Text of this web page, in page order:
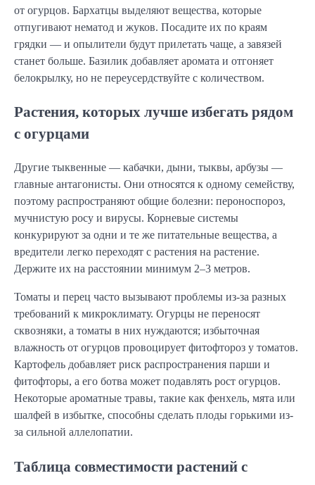
от огурцов. Бархатцы выделяют вещества, которые
отпугивают нематод и жуков. Посадите их по краям
грядки — и опылители будут прилетать чаще, а завязей
станет больше. Базилик добавляет аромата и отгоняет
белокрылку, но не переусердствуйте с количеством.
Растения, которых лучше избегать рядом
с огурцами
Другие тыквенные — кабачки, дыни, тыквы, арбузы —
главные антагонисты. Они относятся к одному семейству,
поэтому распространяют общие болезни: пероноспороз,
мучнистую росу и вирусы. Корневые системы
конкурируют за одни и те же питательные вещества, а
вредители легко переходят с растения на растение.
Держите их на расстоянии минимум 2–3 метров.
Томаты и перец часто вызывают проблемы из-за разных
требований к микроклимату. Огурцы не переносят
сквозняки, а томаты в них нуждаются; избыточная
влажность от огурцов провоцирует фитофтороз у томатов.
Картофель добавляет риск распространения парши и
фитофторы, а его ботва может подавлять рост огурцов.
Некоторые ароматные травы, такие как фенхель, мята или
шалфей в избытке, способны сделать плоды горькими из-
за сильной аллелопатии.
Таблица совместимости растений с